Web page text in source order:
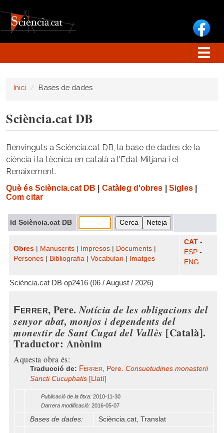
Inici Bases de dades
Sciència.cat DB
Benvinguts a Sciència.cat DB, la base de dades de la
ciència i la tècnica en català a l'Edat Mitjana i el
Renaixement.
Què és Sciència.cat DB Catàleg d'obres Sigles|
Com citar
Id Sciència.cat DB
Obres Manuscrits Impresos Documents
Persones
Bibliografia Vocabulari Imatges
CAT -
ESP -
ENG
Sciència.cat DB op2416 (06 / August / 2026)
Ferrer, Pere.Notícia de les obligacions del
senyor abat, monjos i dependents del
monestir de Sant Cugat del Vallès [Català].
Traductor: Anònim
Aquesta obra és:
Traducció de: Ferrer, Pere. Consuetudines monasterii
Sancti Cucuphatis [Llatí]
Publicació de la fitxa: 2010-11-30
Darrera modificació: 2016-05-07
Bases de dades: Sciència.cat, Translat